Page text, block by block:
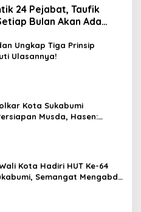
24 Pejabat, Taufik
Bulan Akan Ada
Ungkap Tiga Prinsip
Ulasannya!
Kota Sukabumi
Musda, Hasen:
Kota Hadiri HUT Ke-64
Semangat Mengabdi